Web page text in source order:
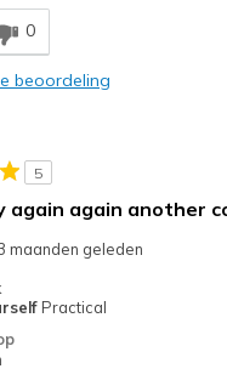
0
beoordeling
5
again again another
maanden geleden
Practical